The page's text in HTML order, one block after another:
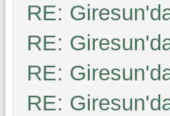
RE:
RE:
RE:
RE: